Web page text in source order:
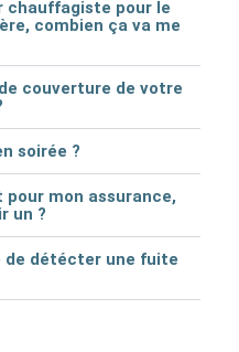
chauffagiste pour le
combien ça va me
couverture de votre
soirée ?
mon assurance,
un ?
de détécter une fuite